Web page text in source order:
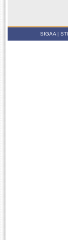
SIGAA |